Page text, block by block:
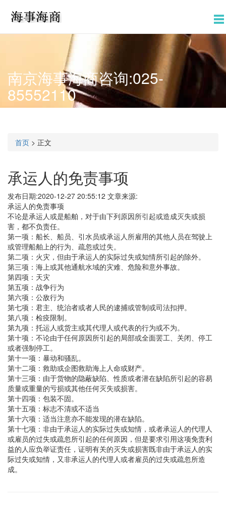
南京海事海商咨询:025-
85552110
首页 > 正文
承运人的免责事项
发布日期:2020-12-27 20:55:12 文章来源:
承运人的免责事项
不论是承运人或是船舶，对于由下列原因所引起或造成灭失或损
害，都不负责任。
第一项：船长、船员、引水员或承运人所雇用的其他人员在驾驶上
或管理船舶上的行为、疏忽或过失。
第二项：火灾，但由于承运人的实际过失或知情所引起的除外。
第三项：海上或其他通航水域的灾难、危险和意外事故。
第四项：天灾
第五项：战争行为
第六项：公敌行为
第七项：君主、统治者或者人民的逮捕或管制或司法扣押。
第八项：检疫限制。
第九项：托运人或货主或其代理人或代表的行为或不为。
第十项：不论由于任何原因所引起的局部或全面罢工、关闭、停工
或者强制停工。
第十一项：暴动和骚乱。
第十二项：救助或企图救助海上人命或财产。
第十三项：由于货物的隐蔽缺陷、性质或者潜在缺陷所引起的容易
质量或重量的亏损或其他任何灭失或损害。
第十四项：包装不固。
第十五项：标志不清或不适当
第十六项：适当注意亦不能发现的潜在缺陷。
第十七项：非由于承运人的实际过失或知情，或者承运人的代理人
或雇员的过失或疏忽所引起的任何原因，但是要求引用这项免责利
益的人应负举证责任，证明有关的灭失或损害既非由于承运人的实
际过失或知情，又非承运人的代理人或者雇员的过失或疏忽所造
成。